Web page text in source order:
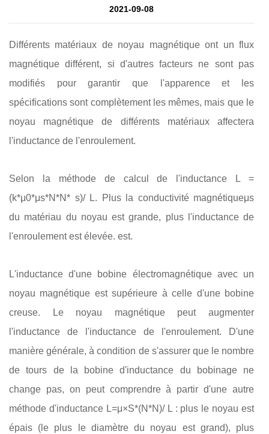
2021-09-08
Différents matériaux de noyau magnétique ont un flux
magnétique différent, si d'autres facteurs ne sont pas
modifiés pour garantir que l'apparence et les
spécifications sont complètement les mêmes, mais que le
noyau magnétique de différents matériaux affectera
l'inductance de l'enroulement.
Selon la méthode de calcul de l'inductance L =
(k*μ0*μs*N*N* s)/ L. Plus la conductivité magnétiqueμs
du matériau du noyau est grande, plus l'inductance de
l'enroulement est élevée. est.
L'inductance d'une bobine électromagnétique avec un
noyau magnétique est supérieure à celle d'une bobine
creuse. Le noyau magnétique peut augmenter
l'inductance de l'inductance de l'enroulement. D'une
manière générale, à condition de s'assurer que le nombre
de tours de la bobine d'inductance du bobinage ne
change pas, on peut comprendre à partir d'une autre
méthode d'inductance L=μ×S*(N*N)/ L : plus le noyau est
épais (le plus le diamètre du noyau est grand), plus